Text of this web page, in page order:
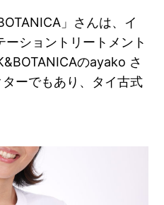
」さんは、イ
ショントリートメント
のayako さ
ーでもあり、タイ古式